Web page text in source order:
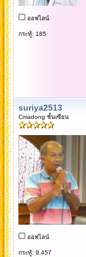
ออฟไลน์
กระทู้: 185
suriya2513
Cmadong ชั้นเซียน
ออฟไลน์
กระทู้: 9,457